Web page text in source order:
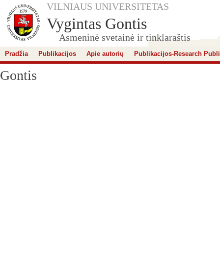
VILNIAUS UNIVERSITETAS
Vygintas Gontis
Asmeninė svetainė ir tinklaraštis
Pradžia Publikacijos Apie autorių Publikacijos-Research
Gontis